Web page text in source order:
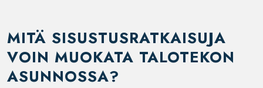
MITÄ SISUSTUSRATKAISUJA
VOIN MUOKATA TALOTEKON
ASUNNOSSA?